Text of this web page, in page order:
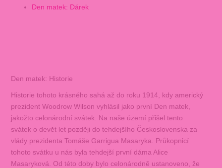
Den matek: Dárek
Den matek: Historie
Historie tohoto krásného sahá až do roku 1914, kdy americký
prezident Woodrow Wilson vyhlásil jako první Den matek,
jakožto celonárodní svátek. Na naše území přišel tento
svátek o devět let později do tehdejšího Československa za
vlády prezidenta Tomáše Garrigua Masaryka. Průkopnicí
tohoto svátku u nás byla tehdejší první dáma Alice
Masaryková. Od této doby bylo celonárodně ustanoveno, že